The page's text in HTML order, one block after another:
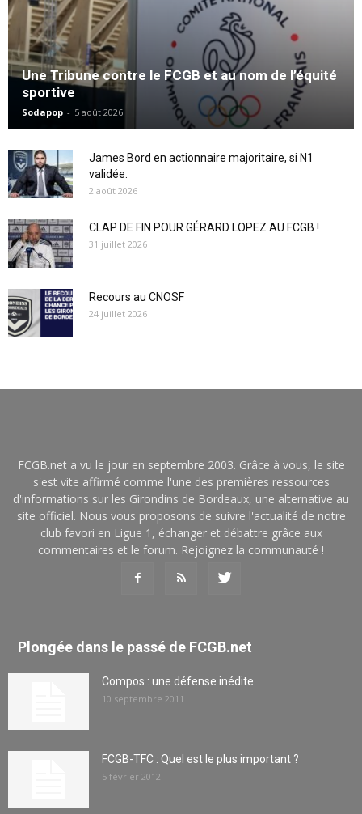
Une Tribune contre le FCGB et au nom de l’équité
sportive
Sodapop - 5 août 2026
James Bord en actionnaire majoritaire, si N1
validée.
2 août 2026
CLAP DE FIN POUR GÉRARD LOPEZ AU FCGB !
31 juillet 2026
Recours au CNOSF
24 juillet 2026
FCGB.net a vu le jour en septembre 2003. Grâce à vous, le site
s'est vite affirmé comme l'une des premières ressources
d'informations sur les Girondins de Bordeaux, une alternative au
site officiel. Nous vous proposons de suivre l'actualité de notre
club favori en Ligue 1, échanger et débattre grâce aux
commentaires et le forum. Rejoignez la communauté !
Plongée dans le passé de FCGB.net
Compos : une défense inédite
10 septembre 2011
FCGB-TFC : Quel est le plus important ?
5 février 2012